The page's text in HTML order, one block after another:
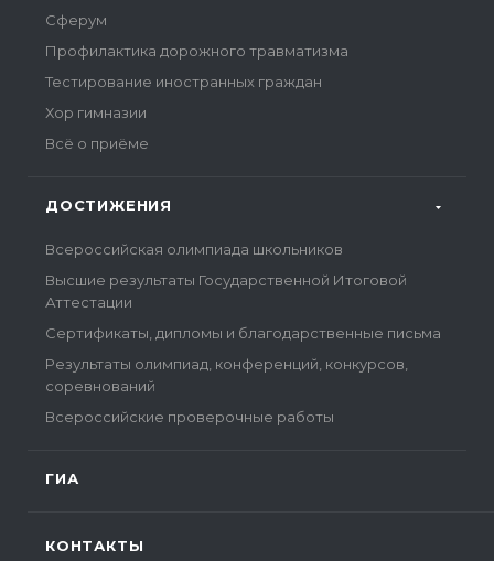
Сферум
Профилактика дорожного травматизма
Тестирование иностранных граждан
Хор гимназии
Всё о приёме
ДОСТИЖЕНИЯ
Всероссийская олимпиада школьников
Высшие результаты Государственной Итоговой
Аттестации
Сертификаты, дипломы и благодарственные письма
Результаты олимпиад, конференций, конкурсов,
соревнований
Всероссийские проверочные работы
ГИА
КОНТАКТЫ